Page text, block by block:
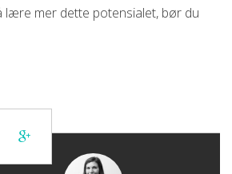
lære mer dette potensialet, bør du